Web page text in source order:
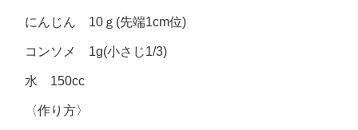
にんじん 10ｇ(先端1cm位)
コンソメ 1g(小さじ1/3)
水 150cc
〈作り方〉